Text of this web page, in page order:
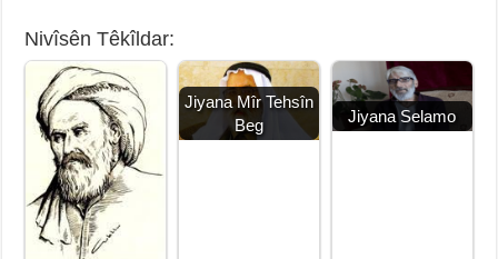
c
e
b
o
o
k
tt
er
at ss
e
n
e
gr
a
p
y
Li
ar
e
Nivîsên Têkîldar:
Jiyana Mîr Tehsîn
Beg
Jiyana Selamo